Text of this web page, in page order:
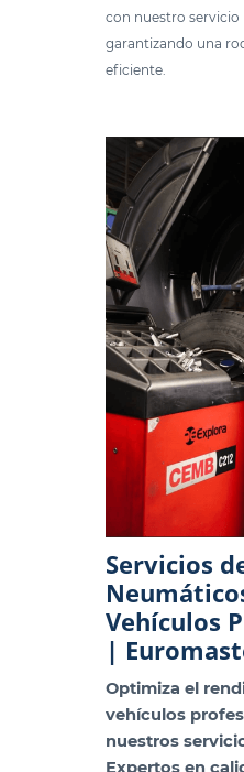
con nuestro
garantizando una
eficiente.
Servicios
Vehículos
|
Optimiza el
vehículos
nuestros
Expertos en